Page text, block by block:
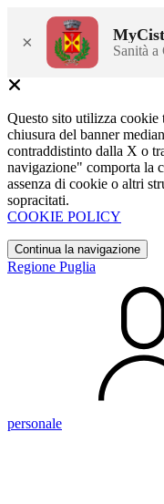
× Sanità a
Questo sito utilizza cookie
chiusura del banner
contraddistinto dalla X o
navigazione" comporta la
assenza di cookie o altri
sopracitati.
COOKIE POLICY
Continua la navigazione
Regione Puglia
personale